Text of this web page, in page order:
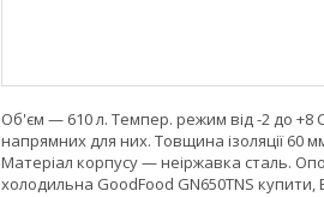
Об'єм — 610 л. Темпер. режим від -2 до +8
напрямних для них. Товщина ізоляції
Матеріал корпусу — неіржавка сталь.
холодильна GoodFood GN650TNS